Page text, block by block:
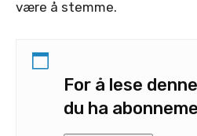
være å stemme.
For å lese
du ha